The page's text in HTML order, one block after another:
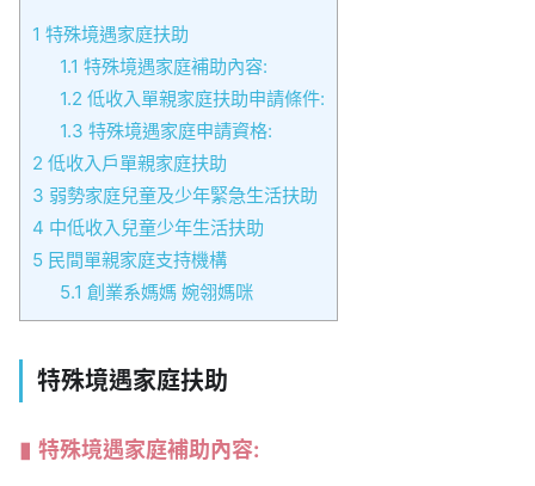
1 特殊境遇家庭扶助
1.1 特殊境遇家庭補助內容:
1.2 低收入單親家庭扶助申請條件:
1.3 特殊境遇家庭申請資格:
2 低收入戶單親家庭扶助
3 弱勢家庭兒童及少年緊急生活扶助
4 中低收入兒童少年生活扶助
5 民間單親家庭支持機構
5.1 創業系媽媽 婉翎媽咪
特殊境遇家庭扶助
特殊境遇家庭補助內容: